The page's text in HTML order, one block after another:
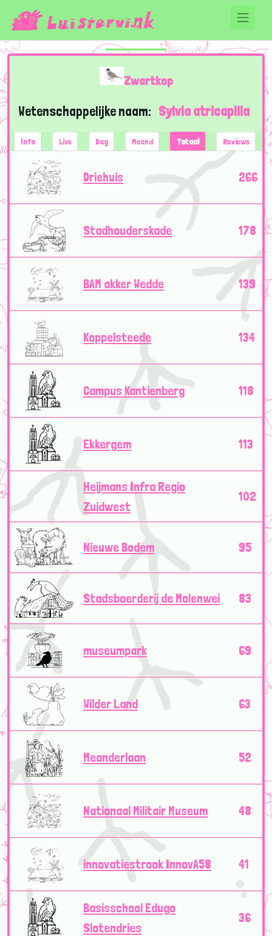
Zwartkop
Wetenschappelijke naam: Sylvia atricapilla
Info Live Dag Maand Totaal Reviews
Driehuis 266
Stadhouderskade 178
BAM akker Wedde 139
Koppelsteede 134
Campus Kantienberg 118
Ekkergem 113
Heijmans Infra Regio
Zuidwest
102
Nieuwe Bodem 95
Stadsboerderij de Molenwei 83
museumpark 69
Wilder Land 63
Meanderlaan 52
Nationaal Militair Museum 48
innovatiestrook InnovA58 41
Basisschool Edugo
Slotendries
36